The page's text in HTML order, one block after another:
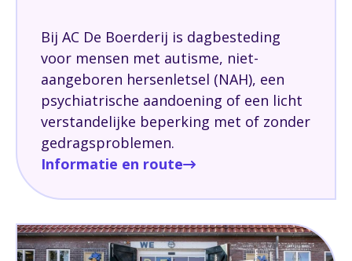
Bij AC De Boerderij is dagbesteding
voor mensen met autisme, niet-
aangeboren hersenletsel (NAH), een
psychiatrische aandoening of een licht
verstandelijke beperking met of zonder
gedragsproblemen.
Informatie en route